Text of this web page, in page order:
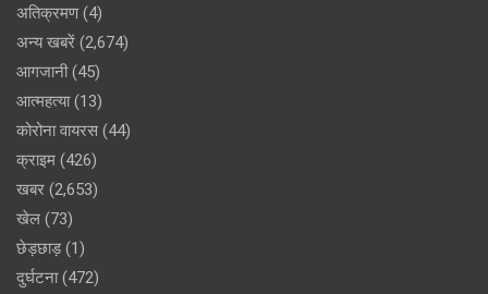
अतिक्रमण(4)
अन्य खबरें (2,674)
आगजानी(45)
आत्महत्या(13)
कोरोना वायरस (44)
क्राइम (426)
खबर (2,653)
खेल (73)
छेड़छाड़(1)
दुर्घटना(472)